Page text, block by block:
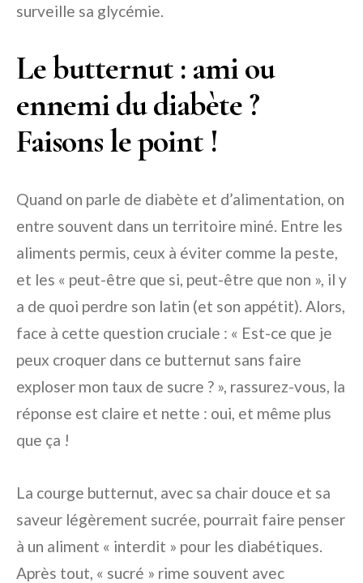
surveille sa glycémie.
Le butternut : ami ou
ennemi du diabète ?
Faisons le point !
Quand on parle de diabète et d’alimentation, on
entre souvent dans un territoire miné. Entre les
aliments permis, ceux à éviter comme la peste,
et les « peut-être que si, peut-être que non », il y
a de quoi perdre son latin (et son appétit). Alors,
face à cette question cruciale : « Est-ce que je
peux croquer dans ce butternut sans faire
exploser mon taux de sucre ? », rassurez-vous, la
réponse est claire et nette : oui, et même plus
que ça !
La courge butternut, avec sa chair douce et sa
saveur légèrement sucrée, pourrait faire penser
à un aliment « interdit » pour les diabétiques.
Après tout, « sucré » rime souvent avec